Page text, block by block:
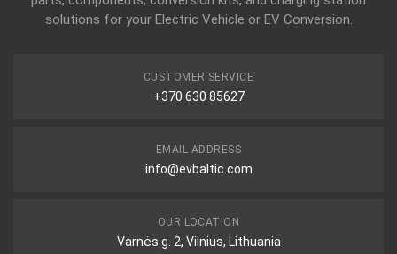
solutions for your Electric Vehicle or EV Conversion.
CUSTOMER SERVICE
+370 630 85627
EMAIL ADDRESS
info@evbaltic.com
OUR LOCATION
Varnės g. 2, Vilnius, Lithuania